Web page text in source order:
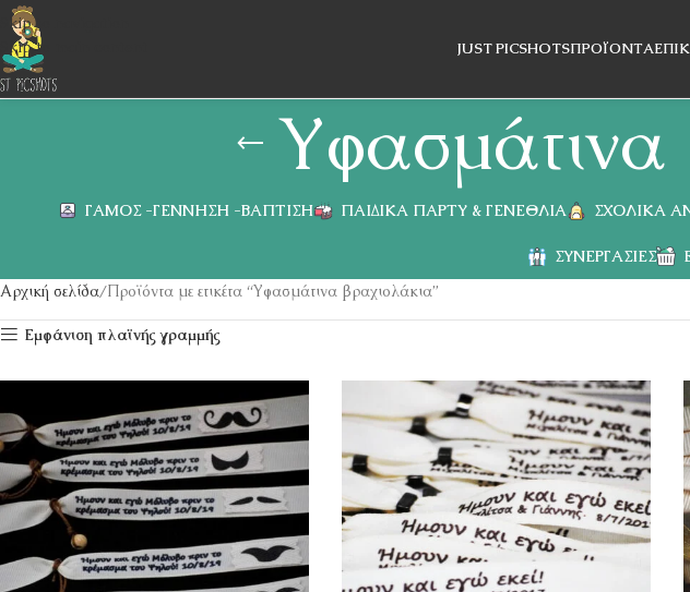
Skip to navigation
Skip to main content
JUST PICSHOTSΠΡΟΪΌΝΤΑ
ΓΆΜΟΣ -ΓΈΝΝΗΣΗ -ΒΆΠΤΙΣΗ ΠΑΙΔΙΚΆ ΠΆΡΤΥ & ΓΕΝΈΘΛΙΑ ΣΧΟΛΙΚΆ
ΣΥΝΕΡΓΑΣΊΕΣ
Αρχική σελίδα Προϊόντα με ετικέτα “Υφασμάτινα βραχιολάκια”
Εμφάνιση πλαϊνής γραμμής